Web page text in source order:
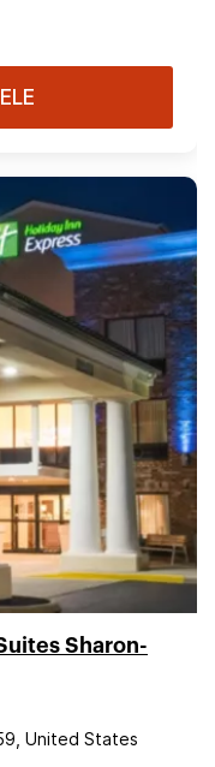
Sharon-
United States